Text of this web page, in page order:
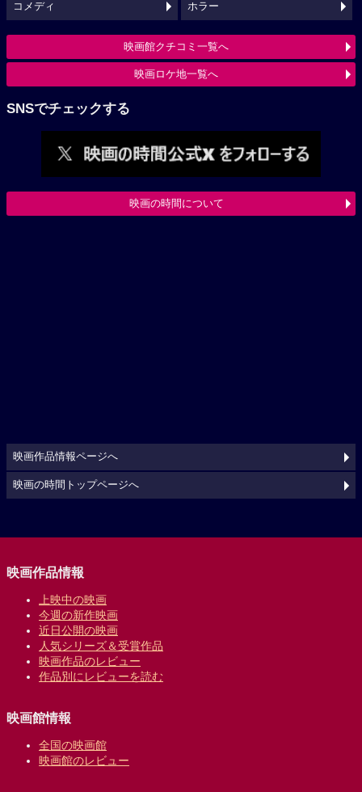
コメディ ホラー
映画館クチコミ一覧へ
映画ロケ地一覧へ
SNSでチェックする
映画の時間について
映画作品情報ページへ
映画の時間トップページへ
映画作品情報
上映中の映画
今週の新作映画
近日公開の映画
人気シリーズ＆受賞作品
映画作品のレビュー
作品別にレビューを読む
映画館情報
全国の映画館
映画館のレビュー